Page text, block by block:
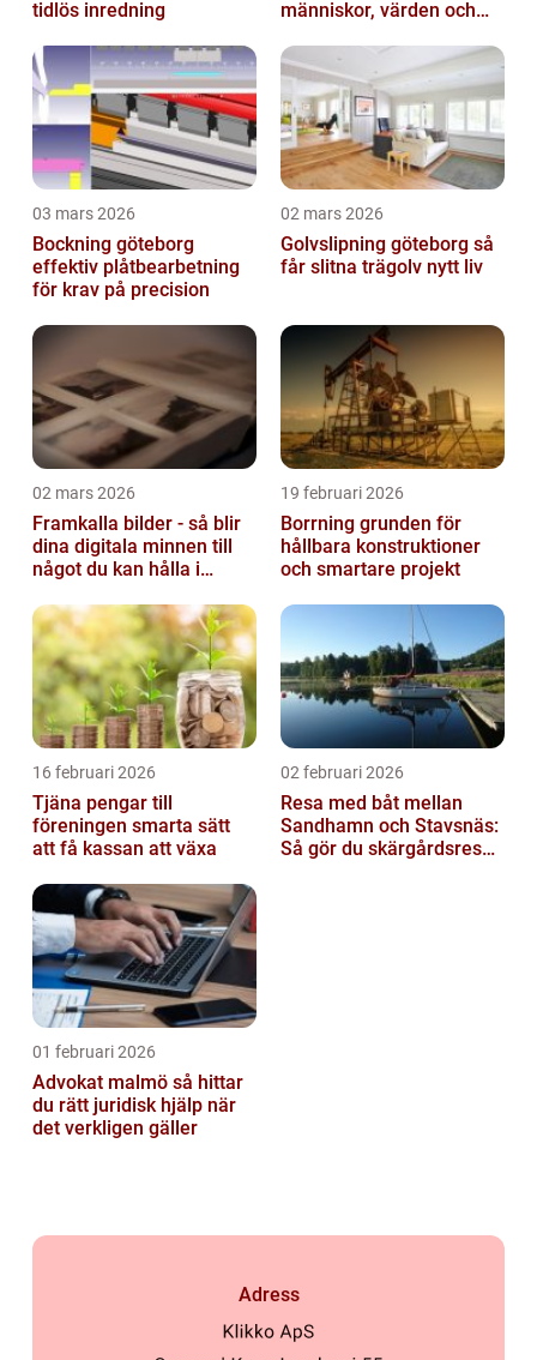
tidlös inredning
människor, värden och
03 mars 2026
Bockning göteborg
effektiv plåtbearbetning
för krav på precision
02 mars 2026
Golvslipning göteborg så
får slitna trägolv nytt liv
02 mars 2026
Framkalla bilder - så blir
dina digitala minnen till
något du kan hålla i
19 februari 2026
Borrning grunden för
hållbara konstruktioner
och smartare projekt
16 februari 2026
Tjäna pengar till
föreningen smarta sätt
att få kassan att växa
02 februari 2026
Resa med båt mellan
Sandhamn och Stavsnäs:
Så gör du skärgårdsresan
01 februari 2026
Advokat malmö så hittar
du rätt juridisk hjälp när
det verkligen gäller
Adress